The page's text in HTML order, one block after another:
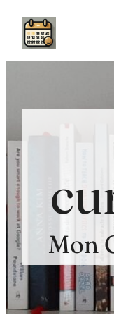
Aller
contenu
Mon